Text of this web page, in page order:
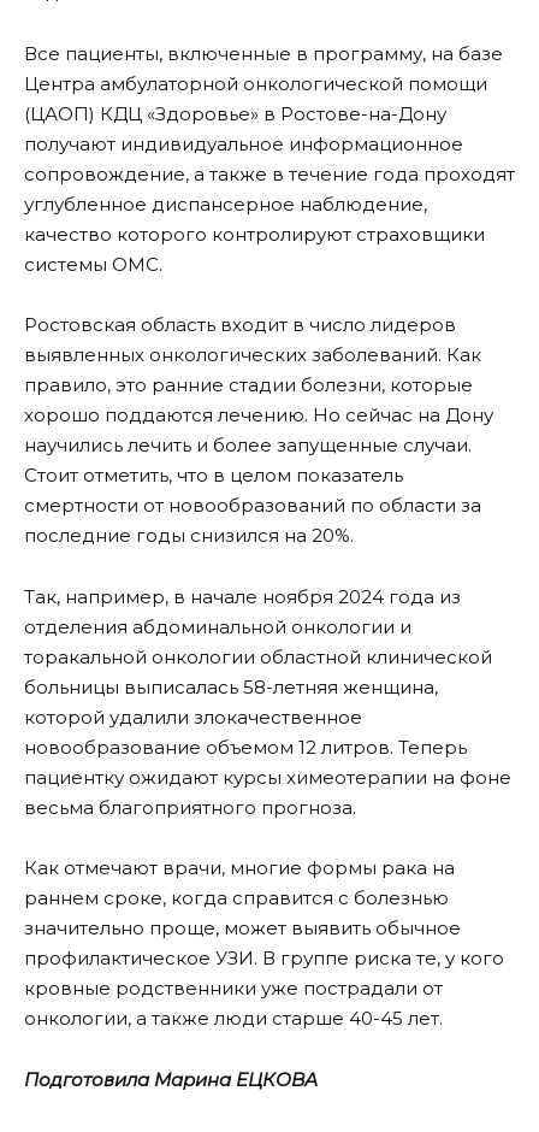
Все пациенты, включенные в программу, на базе
Центра амбулаторной онкологической помощи
(ЦАОП) КДЦ «Здоровье» в Ростове-на-Дону
получают индивидуальное информационное
сопровождение, а также в течение года проходят
углубленное диспансерное наблюдение,
качество которого контролируют страховщики
системы ОМС.
Ростовская область входит в число лидеров
выявленных онкологических заболеваний. Как
правило, это ранние стадии болезни, которые
хорошо поддаются лечению. Но сейчас на Дону
научились лечить и более запущенные случаи.
Стоит отметить, что в целом показатель
смертности от новообразований по области за
последние годы снизился на 20%.
Так, например, в начале ноября 2024 года из
отделения абдоминальной онкологии и
торакальной онкологии областной клинической
больницы выписалась 58-летняя женщина,
которой удалили злокачественное
новообразование объемом 12 литров. Теперь
пациентку ожидают курсы химеотерапии на фоне
весьма благоприятного прогноза.
Как отмечают врачи, многие формы рака на
раннем сроке, когда справится с болезнью
значительно проще, может выявить обычное
профилактическое УЗИ. В группе риска те, у кого
кровные родственники уже пострадали от
онкологии, а также люди старше 40-45 лет.
Подготовила Марина ЕЦКОВА